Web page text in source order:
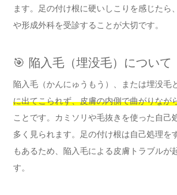
ます。足の付け根に硬いしこりを感じたら
や形成外科を受診することが大切です。
🎯 陥入毛（埋没毛）について
陥入毛（かんにゅうもう）、または埋没毛
に出てこられず、皮膚の内側で曲がりなが
ことです。カミソリや毛抜きを使った自己
多く見られます。足の付け根は自己処理を
もあるため、陥入毛による皮膚トラブルが
す。